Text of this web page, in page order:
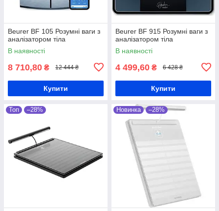
Beurer BF 105 Розумні ваги з
аналізатором тіла
В наявності
8 710,80 ₴ 12 444 ₴
Купити
Beurer BF 915 Розумні ваги з
аналізатором тіла
В наявності
4 499,60 ₴ 6 428 ₴
Купити
Топ –28% Новинка –28%